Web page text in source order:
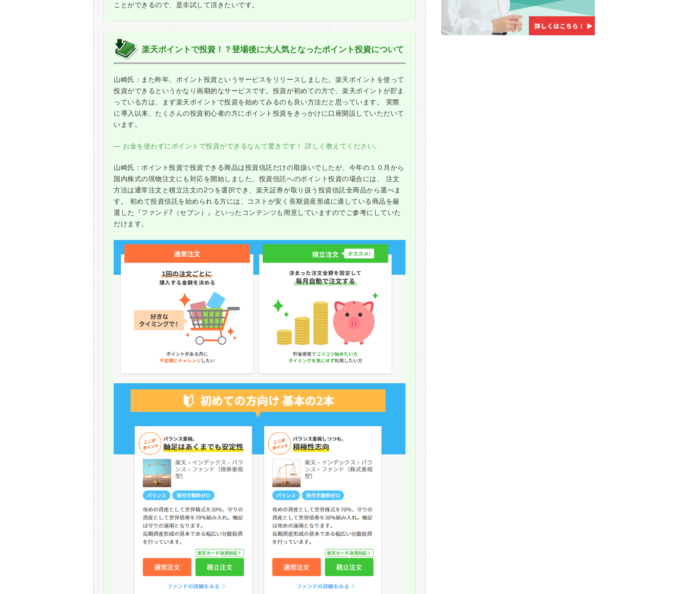
ことができるので、是非試して頂きたいです。
楽天ポイントで投資！？登場後に大人気となったポイント投資について
山崎氏：また昨年、ポイント投資というサービスをリリースしました。楽天ポイントを使って
投資ができるというかなり画期的なサービスです。投資が初めての方で、楽天ポイントが貯ま
っている方は、まず楽天ポイントで投資を始めてみるのも良い方法だと思っています。 実際
に導入以来、たくさんの投資初心者の方にポイント投資をきっかけに口座開設していただいて
います。
― お金を使わずにポイントで投資ができるなんて驚きです！ 詳しく教えてください。
山崎氏：ポイント投資で投資できる商品は投資信託だけの取扱いでしたが、今年の１０月から
国内株式の現物注文にも対応を開始しました。投資信託へのポイント投資の場合には、 注文
方法は通常注文と積立注文の2つを選択でき、楽天証券が取り扱う投資信託全商品から選べま
す。 初めて投資信託を始められる方には、コストが安く長期資産形成に適している商品を厳
選した『ファンド7（セブン）』といったコンテンツも用意していますのでご参考にしていた
だけます。